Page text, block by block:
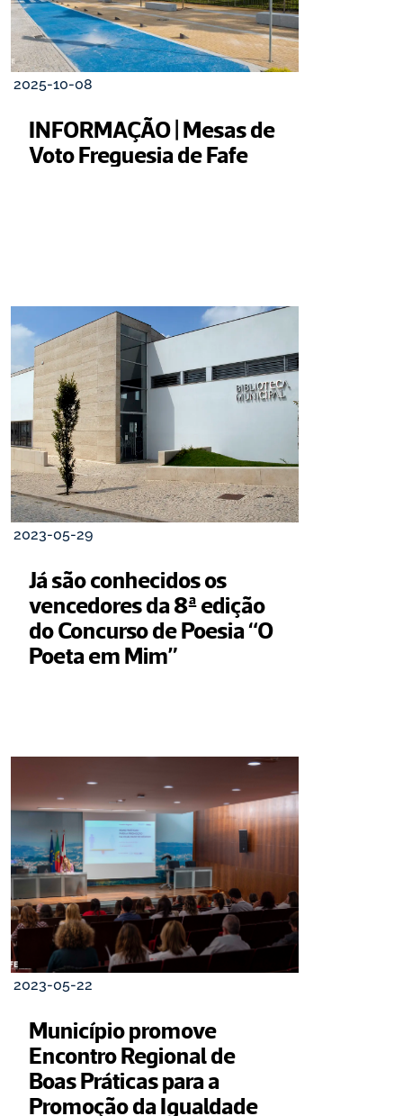
2025-10-08
INFORMAÇÃO | Mesas de
Voto Freguesia de Fafe
2023-05-29
Já são conhecidos os
vencedores da 8ª edição
do Concurso de Poesia “O
Poeta em Mim”
2023-05-22
Município promove
Encontro Regional de
Boas Práticas para a
Promoção da Igualdade